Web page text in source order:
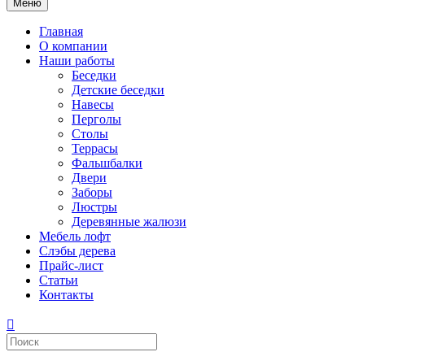
Меню
Главная
О компании
Наши работы
Беседки
Детские беседки
Навесы
Перголы
Столы
Террасы
Фальшбалки
Двери
Заборы
Люстры
Деревянные жалюзи
Мебель лофт
Слэбы дерева
Прайс-лист
Статьи
Контакты